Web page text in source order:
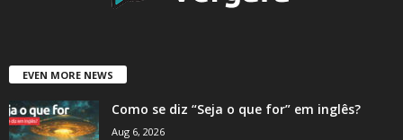
EVEN MORE NEWS
Como se diz “Seja o que for” em inglês?
Aug 6, 2026